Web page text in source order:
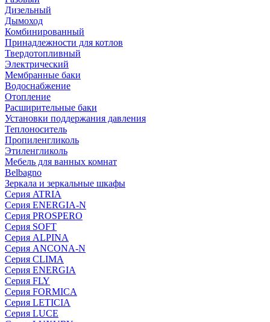
Дизельный
Дымоход
Комбинированный
Принадлежности для котлов
Твердотопливный
Электрический
Мембранные баки
Водоснабжение
Отопление
Расширительные баки
Установки поддержания давления
Теплоноситель
Пропиленгликоль
Этиленгликоль
Мебель для ванных комнат
Belbagno
Зеркала и зеркальные шкафы
Серия ATRIA
Серия ENERGIA-N
Серия PROSPERO
Серия SOFT
Серия ALPINA
Серия ANCONA-N
Серия CLIMA
Серия ENERGIA
Серия FLY
Серия FORMICA
Серия LETICIA
Серия LUCE